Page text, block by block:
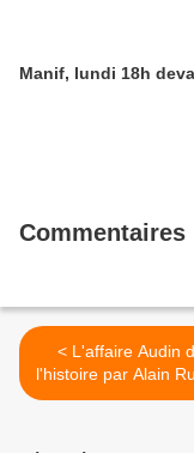
Manif, lundi 18h
Commentaires
< L'affaire Audin dans
l'histoire par Alain